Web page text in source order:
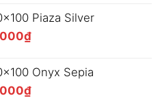
từ
450.000₫
Piaza Silver
₫Giá
tại
là:
Onyx Sepia
₫Giá